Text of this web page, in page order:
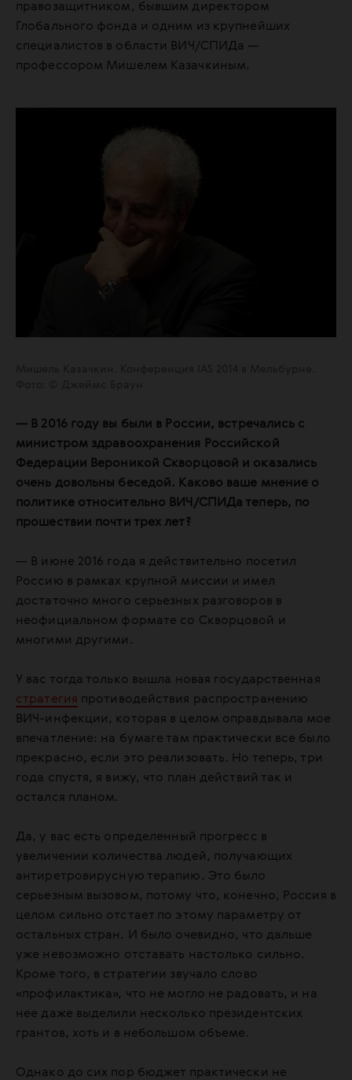
правозащитником, бывшим директором
Глобального фонда и одним из крупнейших
специалистов в области ВИЧ/СПИДа —
профессором Мишелем Казачкиным.
— В 2016 году вы были в России, встречались с
министром здравоохранения Российской
Федерации Вероникой Скворцовой и оказались
очень довольны беседой. Каково ваше мнение о
политике относительно ВИЧ/СПИДа теперь, по
прошествии почти трех лет?
— В июне 2016 года я действительно посетил
Россию в рамках крупной миссии и имел
достаточно много серьезных разговоров в
неофициальном формате со Скворцовой и
многими другими.
У вас тогда только вышла новая государственная
стратегия противодействия распространению
ВИЧ-инфекции, которая в целом оправдывала мое
впечатление: на бумаге там практически все было
прекрасно, если это реализовать. Но теперь, три
года спустя, я вижу, что план действий так и
остался планом.
Да, у вас есть определенный прогресс в
увеличении количества людей, получающих
антиретровирусную терапию. Это было
серьезным вызовом, потому что, конечно, Россия в
целом сильно отстает по этому параметру от
остальных стран. И было очевидно, что дальше
уже невозможно отставать настолько сильно.
Кроме того, в стратегии звучало слово
«профилактика», что не могло не радовать, и на
нее даже выделили несколько президентских
грантов, хоть и в небольшом объеме.
Однако до сих пор бюджет практически не